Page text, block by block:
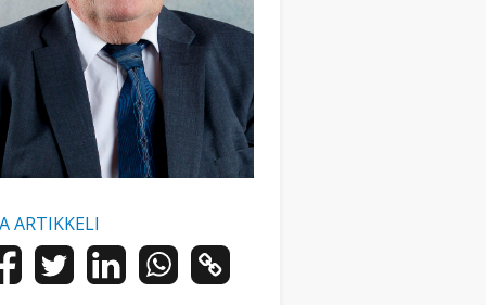
ARTIKKELI